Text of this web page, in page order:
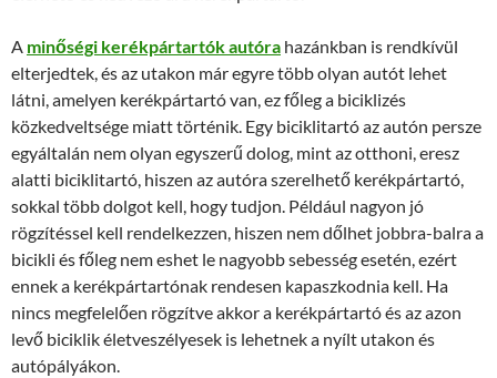
A minőségi kerékpártartók autóra hazánkban is rendkívül
elterjedtek, és az utakon már egyre több olyan autót lehet
látni, amelyen kerékpártartó van, ez főleg a biciklizés
közkedveltsége miatt történik. Egy biciklitartó az autón persze
egyáltalán nem olyan egyszerű dolog, mint az otthoni, eresz
alatti biciklitartó, hiszen az autóra szerelhető kerékpártartó,
sokkal több dolgot kell, hogy tudjon. Például nagyon jó
rögzítéssel kell rendelkezzen, hiszen nem dőlhet jobbra-balra a
bicikli és főleg nem eshet le nagyobb sebesség esetén, ezért
ennek a kerékpártartónak rendesen kapaszkodnia kell. Ha
nincs megfelelően rögzítve akkor a kerékpártartó és az azon
levő biciklik életveszélyesek is lehetnek a nyílt utakon és
autópályákon.